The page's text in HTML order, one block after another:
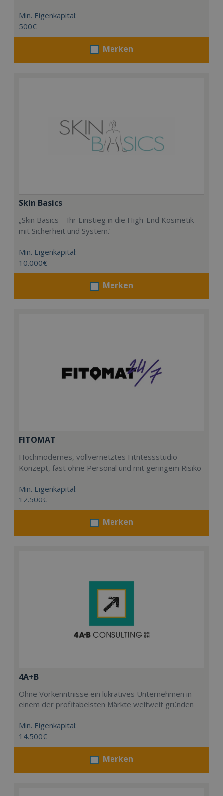
Min. Eigenkapital:
500€
Merken
Skin Basics
„Skin Basics – Ihr Einstieg in die High-End Kosmetik
mit Sicherheit und System.“
Min. Eigenkapital:
10.000€
Merken
FITOMAT
Hochmodernes, vollvernetztes Fitntessstudio-
Konzept, fast ohne Personal und mit geringem Risiko
Min. Eigenkapital:
12.500€
Merken
4A+B
Ohne Vorkenntnisse ein lukratives Unternehmen in
einem der profitabelsten Märkte weltweit gründen
Min. Eigenkapital:
14.500€
Merken